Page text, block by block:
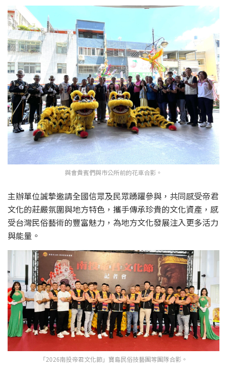
與會貴賓們與市公所前的花車合影。
主辦單位誠摯邀請全國信眾及民眾踴躍參與，共同感受帝君
文化的莊嚴氛圍與地方特色，攜手傳承珍貴的文化資產，感
受台灣民俗藝術的豐富魅力，為地方文化發展注入更多活力
與能量。
「2026南投帝君文化節」寶島民俗技藝團等團隊合影。